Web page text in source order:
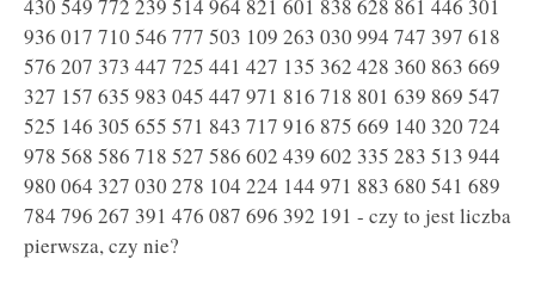
430 549 772 239 514 964 821 601 838 628 861 446 301
936 017 710 546 777 503 109 263 030 994 747 397 618
576 207 373 447 725 441 427 135 362 428 360 863 669
327 157 635 983 045 447 971 816 718 801 639 869 547
525 146 305 655 571 843 717 916 875 669 140 320 724
978 568 586 718 527 586 602 439 602 335 283 513 944
980 064 327 030 278 104 224 144 971 883 680 541 689
784 796 267 391 476 087 696 392 191 - czy to jest liczba
pierwsza, czy nie?